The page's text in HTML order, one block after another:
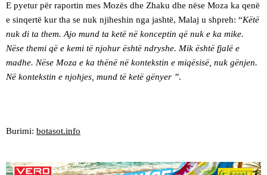
E pyetur për raportin mes Mozës dhe Zhaku dhe nëse Moza ka qenë
e sinqertë kur tha se nuk njiheshin nga jashtë, Malaj u shpreh: “Këtë
nuk di ta them. Ajo mund ta ketë në konceptin që nuk e ka mike.
Nëse themi që e kemi të njohur është ndryshe. Mik është fjalë e
madhe. Nëse Moza e ka thënë në kontekstin e miqësisë, nuk gënjen.
Në kontekstin e njohjes, mund të ketë gënyer ”.
Burimi: botasot.info